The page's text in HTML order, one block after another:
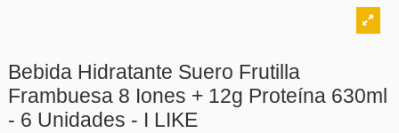
Bebida Hidratante Suero Frutilla
Frambuesa 8 Iones + 12g Proteína 630ml
- 6 Unidades - I LIKE